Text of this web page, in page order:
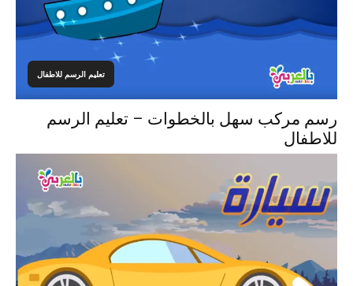
تعليم الرسم للاطفال
رسم مركب سهل بالخطوات – تعليم الرسم
للاطفال